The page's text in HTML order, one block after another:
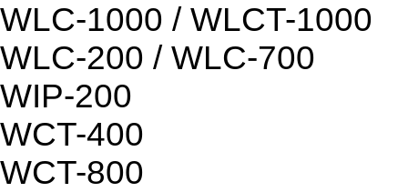
WLC-1000 / WLCT-1000
WLC-200 / WLC-700
WIP-200
WCT-400
WCT-800